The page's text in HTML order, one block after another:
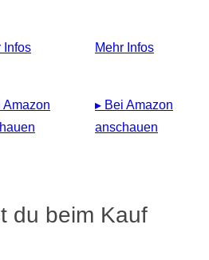
Infos Mehr Infos
Amazon
▸ Bei Amazon
anschauen
du beim Kauf